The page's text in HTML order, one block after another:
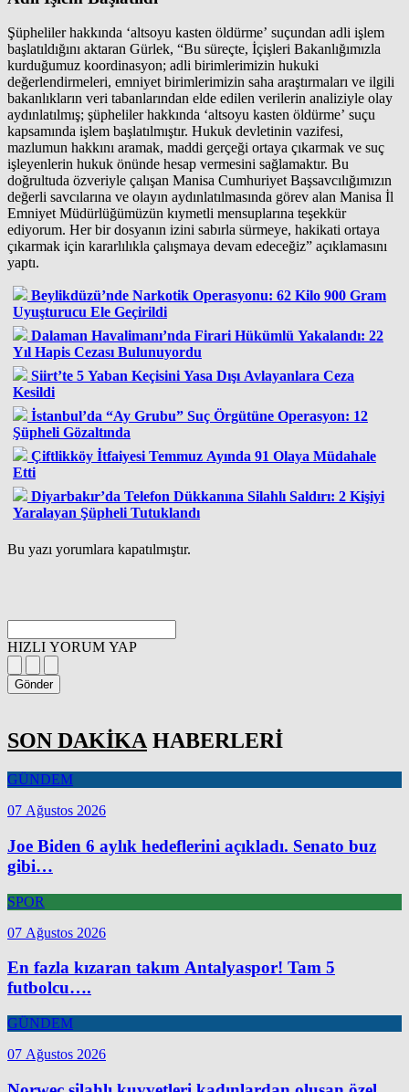
Şüpheliler hakkında ‘altsoyu kasten öldürme’ suçundan adli işlem
başlatıldığını aktaran Gürlek, “Bu süreçte, İçişleri Bakanlığımızla
kurduğumuz koordinasyon; adli birimlerimizin hukuki
değerlendirmeleri, emniyet birimlerimizin saha araştırmaları ve ilgili
bakanlıkların veri tabanlarından elde edilen verilerin analiziyle olay
aydınlatılmış; şüpheliler hakkında ‘altsoyu kasten öldürme’ suçu
kapsamında işlem başlatılmıştır. Hukuk devletinin vazifesi,
mazlumun hakkını aramak, maddi gerçeği ortaya çıkarmak ve suç
işleyenlerin hukuk önünde hesap vermesini sağlamaktır. Bu
doğrultuda özveriyle çalışan Manisa Cumhuriyet Başsavcılığımızın
değerli savcılarına ve olayın aydınlatılmasında görev alan Manisa İl
Emniyet Müdürlüğümüzün kıymetli mensuplarına teşekkür
ediyorum. Her bir dosyanın izini sabırla sürmeye, hakikati ortaya
çıkarmak için kararlılıkla çalışmaya devam edeceğiz” açıklamasını
yaptı.
Beylikdüzü’nde Narkotik Operasyonu: 62 Kilo 900 Gram
Uyuşturucu Ele Geçirildi
Dalaman Havalimanı’nda Firari Hükümlü Yakalandı: 22
Yıl Hapis Cezası Bulunuyordu
Siirt’te 5 Yaban Keçisini Yasa Dışı Avlayanlara Ceza
Kesildi
İstanbul’da “Ay Grubu” Suç Örgütüne Operasyon: 12
Şüpheli Gözaltında
Çiftlikköy İtfaiyesi Temmuz Ayında 91 Olaya Müdahale
Etti
Diyarbakır’da Telefon Dükkanına Silahlı Saldırı: 2 Kişiyi
Yaralayan Şüpheli Tutuklandı
Bu yazı yorumlara kapatılmıştır.
HIZLI YORUM YAP
Gönder
SON DAKİKAHABERLERİ
GÜNDEM
07 Ağustos 2026
Joe Biden 6 aylık hedeflerini açıkladı. Senato buz
gibi…
SPOR
07 Ağustos 2026
En fazla kızaran takım Antalyaspor! Tam 5
futbolcu….
GÜNDEM
07 Ağustos 2026